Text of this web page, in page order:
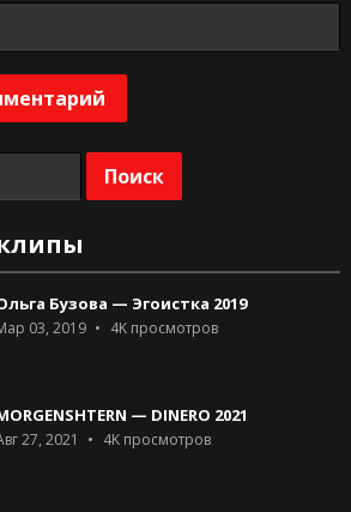
Бузова — Эгоистка 2019
03, 2019 4Kпросмотров
— DINERO 2021
27, 2021 4Kпросмотров